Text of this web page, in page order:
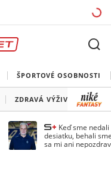
ŠPORTOVÉ OSOBNOSTI
ZDRAVÁ VÝŽIVA
Keď sme
desiatku, behali
sa mi ani